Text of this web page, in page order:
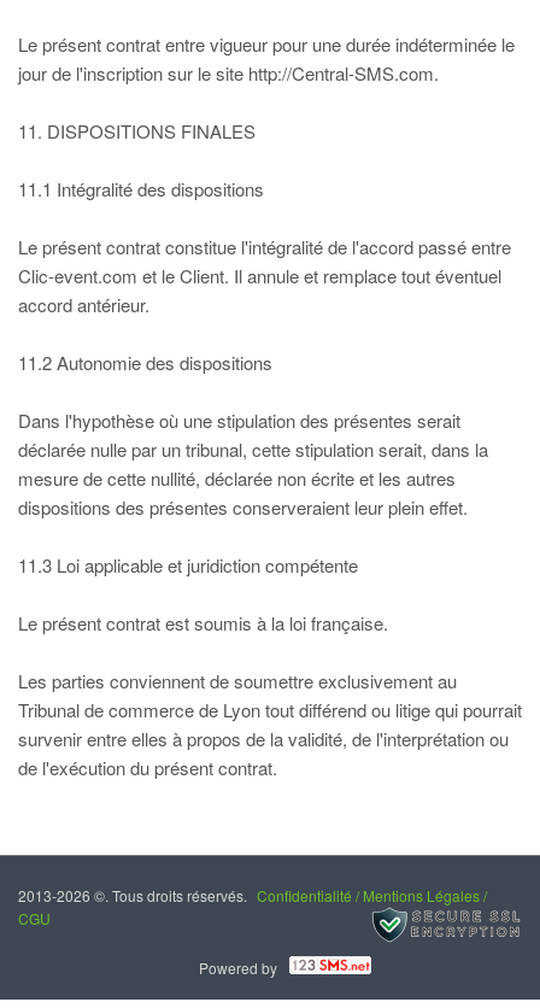
Le présent contrat entre vigueur pour une durée indéterminée le
jour de l'inscription sur le site http://Central-SMS.com.
11. DISPOSITIONS FINALES
11.1 Intégralité des dispositions
Le présent contrat constitue l'intégralité de l'accord passé entre
Clic-event.com et le Client. Il annule et remplace tout éventuel
accord antérieur.
11.2 Autonomie des dispositions
Dans l'hypothèse où une stipulation des présentes serait
déclarée nulle par un tribunal, cette stipulation serait, dans la
mesure de cette nullité, déclarée non écrite et les autres
dispositions des présentes conserveraient leur plein effet.
11.3 Loi applicable et juridiction compétente
Le présent contrat est soumis à la loi française.
Les parties conviennent de soumettre exclusivement au
Tribunal de commerce de Lyon tout différend ou litige qui pourrait
survenir entre elles à propos de la validité, de l'interprétation ou
de l'exécution du présent contrat.
2013-2026 ©. Tous droits réservés. Confidentialité / Mentions Légales /
CGU
Powered by